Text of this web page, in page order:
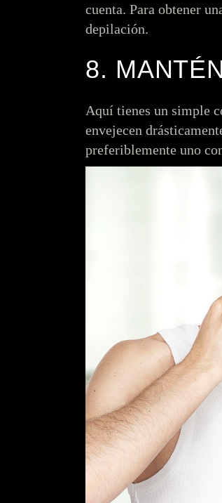
cuenta. Para obtener
depilación.
8.
Aquí tienes un simple
envejecen
preferiblemente uno